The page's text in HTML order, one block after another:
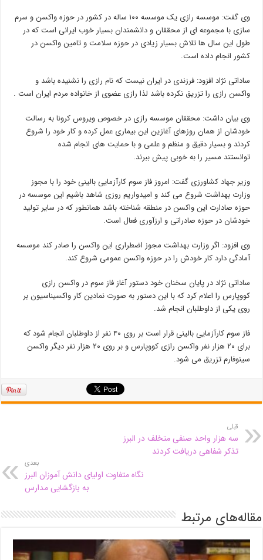
وی گفت: موسسه رازی یک موسسه ۱۰۰ ساله در کشور در حوزه واکسن و سرم
سازی با مجموعه ای از محققان و دانشمندان بسیار خوب ایرانی است که در
طول این سال ها تلاش بسیار زیادی در حوزه سلامت و تامین واکسن در
کشور انجام داده است.
ساداتی نژاد افزود: فرزندی در ایران نیست که نام رازی را نشنیده باشد و
واکسن رازی را تزریق نکرده باشد لذا رازی عضوی از خانواده مردم ایران است .
وی بیان داشت: محققان موسسه رازی در خصوص ویروس کرونا به رسالت
خودشان از همان روزهای آغازین این بیماری عمل کرده و کار خود را شروع
کردند و بسیار دقیق و منظم و علمی و با حمایت های انجام شده
توانستند مسیر را به خوبی پیش ببرند.
وزیر جهاد کشاورزی گفت: امروز فاز سوم کارآزمایی بالینی خود را با مجوز
وزارت بهداشت شروع می کند و امیدواریم روزی شاهد باشیم این موسسه در
حوزه صادارت این واکسن در منطقه شناخته باشد همانطور که در سایر تولید
خودشان در حوزه صادراتی و ارزآوری فعال است.
وی افزود: اگر وزارت بهداشت مجوز اضطراری این واکسن را صادر کند موسسه
آمادگی دارد کار خودش را در حوزه واکسن عمومی شروع کند.
ساداتی نژاد در پایان سخنان خود دستور آغاز فاز سوم در واکسن رازی
کووپارس را اعلام کرد که با این دستور به صورت نمادین کار واکسیناسیون بر
روی یکی از داوطلبان انجام شد.
فاز سوم کارآزمایی بالینی قرار است بر روی ۴۰ نفر از داوطلبان انجام شود که
برای ۲۰ هزار نفر واکسن رازی کووپارس و بر روی ۲۰ هزار نفر دیگر واکسن
سینوفارم تزریق می شود.
قبلی
سه هزار واحد صنفی متخلف در البرز
تذکر شفاهی دریافت کردند
بعدی
نگاه متفاوت اولیای دانش آموزان البرز
به بازگشایی مدارس
مقاله‌های مرتبط